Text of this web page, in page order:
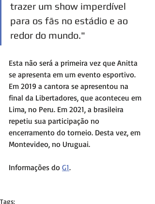
trazer um show imperdível
para os fãs no estádio e ao
redor do mundo."
Esta não será a primeira vez que Anitta
se apresenta em um evento esportivo.
Em 2019 a cantora se apresentou na
final da Libertadores, que aconteceu em
Lima, no Peru. Em 2021, a brasileira
repetiu sua participação no
encerramento do torneio. Desta vez, em
Montevideo, no Uruguai.
Informações do G1.
Tags: